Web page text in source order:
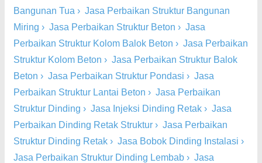
Bangunan Tua › Jasa Perbaikan Struktur Bangunan
Miring › Jasa Perbaikan Struktur Beton › Jasa
Perbaikan Struktur Kolom Balok Beton › Jasa Perbaikan
Struktur Kolom Beton › Jasa Perbaikan Struktur Balok
Beton › Jasa Perbaikan Struktur Pondasi › Jasa
Perbaikan Struktur Lantai Beton › Jasa Perbaikan
Struktur Dinding › Jasa Injeksi Dinding Retak › Jasa
Perbaikan Dinding Retak Struktur › Jasa Perbaikan
Struktur Dinding Retak › Jasa Bobok Dinding Instalasi ›
Jasa Perbaikan Struktur Dinding Lembab › Jasa